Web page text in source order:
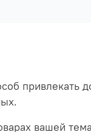
привлекать
вашей